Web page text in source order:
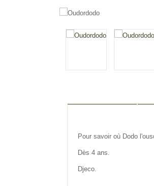
Pour savoir où Dodo
Dès 4 ans.
Djeco.